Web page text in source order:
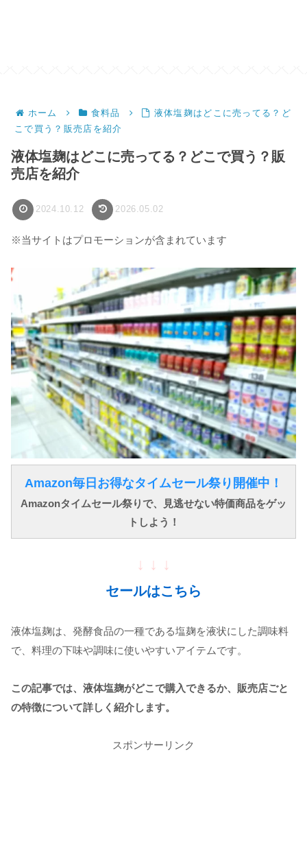
ホーム 食料品
液体塩麹はどこに売ってる？ど
こで買う？販売店を紹介
液体塩麹はどこに売ってる？どこで買う？販
売店を紹介
2024.10.12 2026.05.02
※当サイトはプロモーションが含まれています
Amazon毎日お得なタイムセール祭り開催中！
Amazonタイムセール祭りで、見逃せない特価商品をゲッ
トしよう！
↓ ↓ ↓
セールはこちら
液体塩麹は、発酵食品の一種である塩麹を液状にした調味料
で、料理の下味や調味に使いやすいアイテムです。
この記事では、液体塩麹がどこで購入できるか、販売店ごと
の特徴について詳しく紹介します。
スポンサーリンク